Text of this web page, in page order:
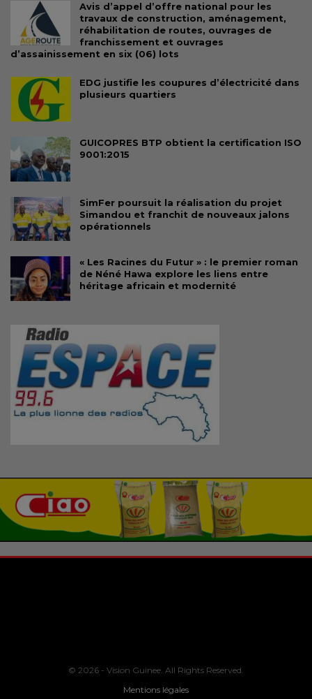
Avis d’appel d’offre national pour les
travaux de construction, aménagement,
réhabilitation de routes, ouvrages de
franchissement et ouvrages
d’assainissement en six (06) lots
EDG justifie les coupures d’électricité dans
plusieurs quartiers
GUICOPRES BTP obtient la certification ISO
9001:2015
SimFer poursuit la réalisation du projet
Simandou et franchit de nouveaux jalons
opérationnels
« Les Racines du Futur » : le premier roman
de Néné Hawa explore les liens entre
héritage africain et modernité
© 2026 - Vision Guinee. All Rights Reserved.
Mentions légales